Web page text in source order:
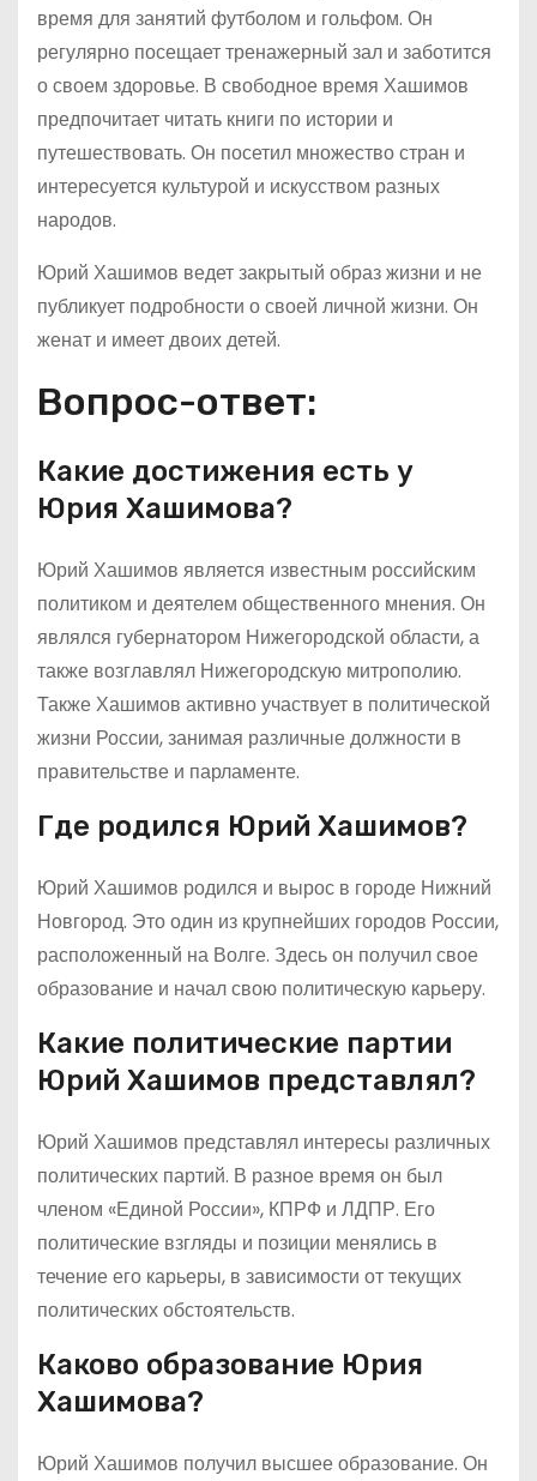
время для занятий футболом и гольфом. Он
регулярно посещает тренажерный зал и заботится
о своем здоровье. В свободное время Хашимов
предпочитает читать книги по истории и
путешествовать. Он посетил множество стран и
интересуется культурой и искусством разных
народов.
Юрий Хашимов ведет закрытый образ жизни и не
публикует подробности о своей личной жизни. Он
женат и имеет двоих детей.
Вопрос-ответ:
Какие достижения есть у
Юрия Хашимова?
Юрий Хашимов является известным российским
политиком и деятелем общественного мнения. Он
являлся губернатором Нижегородской области, а
также возглавлял Нижегородскую митрополию.
Также Хашимов активно участвует в политической
жизни России, занимая различные должности в
правительстве и парламенте.
Где родился Юрий Хашимов?
Юрий Хашимов родился и вырос в городе Нижний
Новгород. Это один из крупнейших городов России,
расположенный на Волге. Здесь он получил свое
образование и начал свою политическую карьеру.
Какие политические партии
Юрий Хашимов представлял?
Юрий Хашимов представлял интересы различных
политических партий. В разное время он был
членом «Единой России», КПРФ и ЛДПР. Его
политические взгляды и позиции менялись в
течение его карьеры, в зависимости от текущих
политических обстоятельств.
Каково образование Юрия
Хашимова?
Юрий Хашимов получил высшее образование. Он